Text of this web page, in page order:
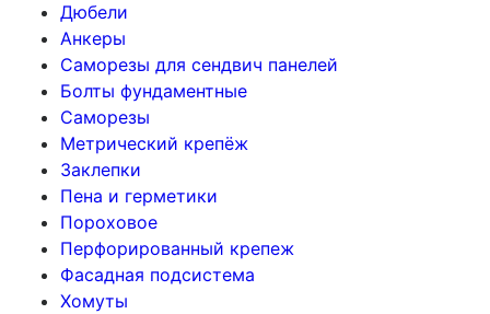
Дюбели
Анкеры
Саморезы для сендвич панелей
Болты фундаментные
Саморезы
Метрический крепёж
Заклепки
Пена и герметики
Пороховое
Перфорированный крепеж
Фасадная подсистема
Хомуты